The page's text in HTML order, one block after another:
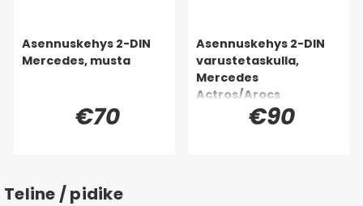
Asennuskehys 2-DIN
Mercedes, musta
€70
Asennuskehys 2-DIN
varustetaskulla,
Mercedes
Actros/Arocs
€90
Teline / pidike